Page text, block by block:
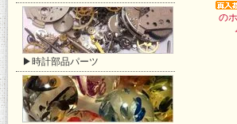
▶時計部品パーツ
の